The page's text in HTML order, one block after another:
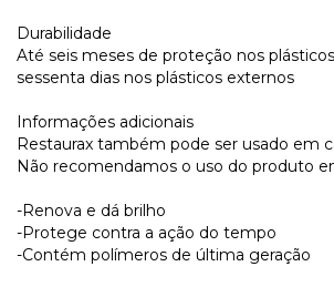
Durabilidade
Até seis meses de proteção nos
sessenta dias nos plásticos externos
Informações adicionais
Restaurax também pode ser usado em
Não recomendamos o uso do produto
-Renova e dá brilho
-Protege contra a ação do tempo
-Contém polímeros de última geração